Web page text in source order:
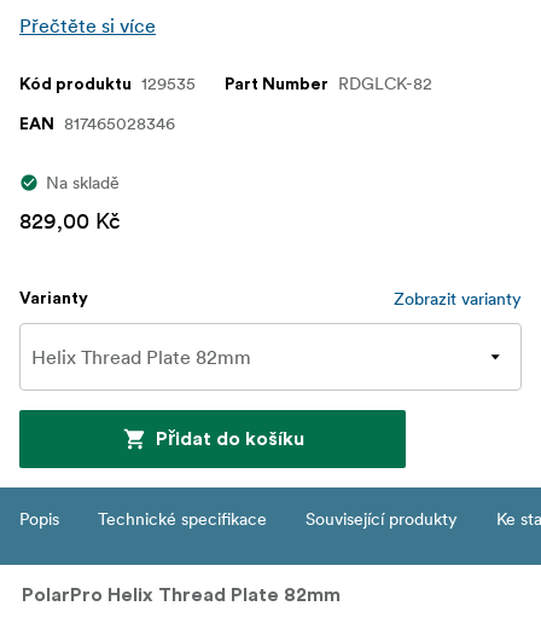
Přečtěte si více
Kód produktu 129535 Part Number RDGLCK-82
EAN 817465028346
Na skladě
829,00 Kč
Varianty Zobrazit varianty
Přidat do košíku
Popis Technické specifikace Související produkty Ke
PolarPro Helix Thread Plate 82mm